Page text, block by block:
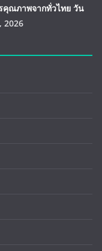
คุณภาพจากทั่วไทย วัน
2026